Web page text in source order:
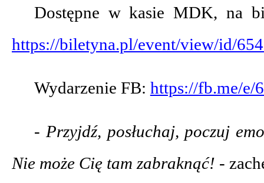
Dostępne w kasie MDK, na
https://biletyna.pl/event/view/id/
Wydarzenie FB: https://fb.me/e/
- Przyjdź, posłuchaj, poczuj
Nie może Cię tam zabraknąć! -